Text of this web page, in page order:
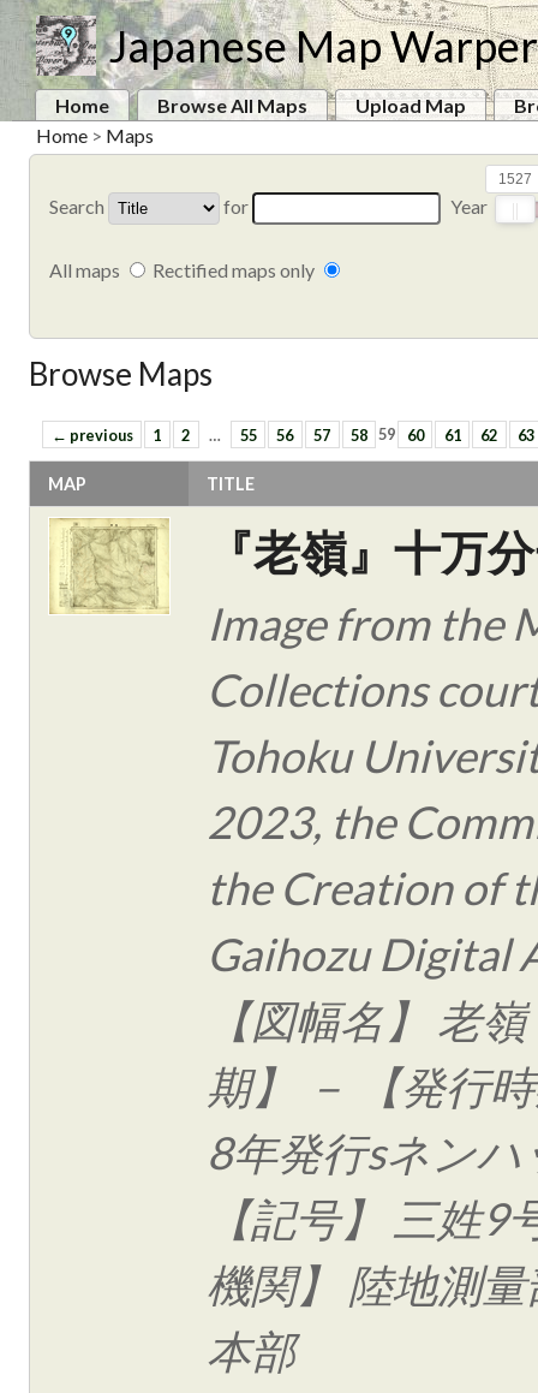
Japanese Map Warper
Home Browse All Maps Upload Map
Home > Maps
Search for Year
1527
All maps Rectified maps only
Browse Maps
← previous 1 2 … 55 56 57 58 59 60 61 62 63
MAP TITLE
『老嶺』十万
Image from the
Collections
Tohoku
2023, the
the Creation of
Gaihozu Digital
【図幅名】 老
期】 － 【発行
8年発行sネン
【記号】 三姓9
機関】 陸地測
本部